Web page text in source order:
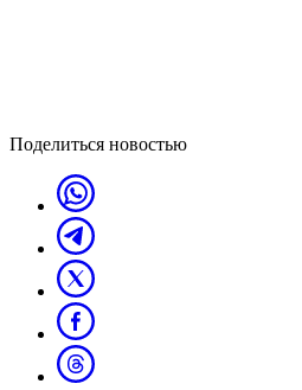
Поделиться новостью